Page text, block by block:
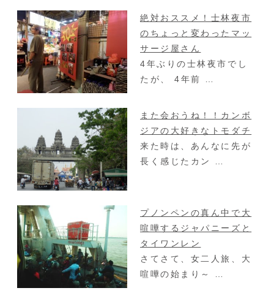
絶対おススメ！士林夜市
のちょっと変わったマッ
サージ屋さん
4年ぶりの士林夜市でし
たが、 4年前 …
また会おうね！！カンボ
ジアの大好きなトモダチ
来た時は、あんなに先が
長く感じたカン …
プノンペンの真ん中で大
喧嘩するジャパニーズと
タイワンレン
さてさて、女二人旅、大
喧嘩の始まり～ …